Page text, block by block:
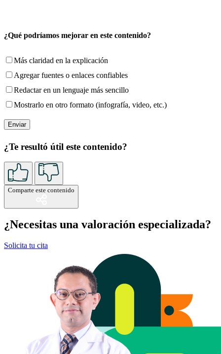
¿Qué podríamos mejorar en este contenido?
Más claridad en la explicación
Agregar fuentes o enlaces confiables
Redactar en un lenguaje más sencillo
Mostrarlo en otro formato (infografía, video, etc.)
¿Te resultó útil este contenido?
Comparte este contenido
¿Necesitas una valoración especializada?
Solicita tu cita